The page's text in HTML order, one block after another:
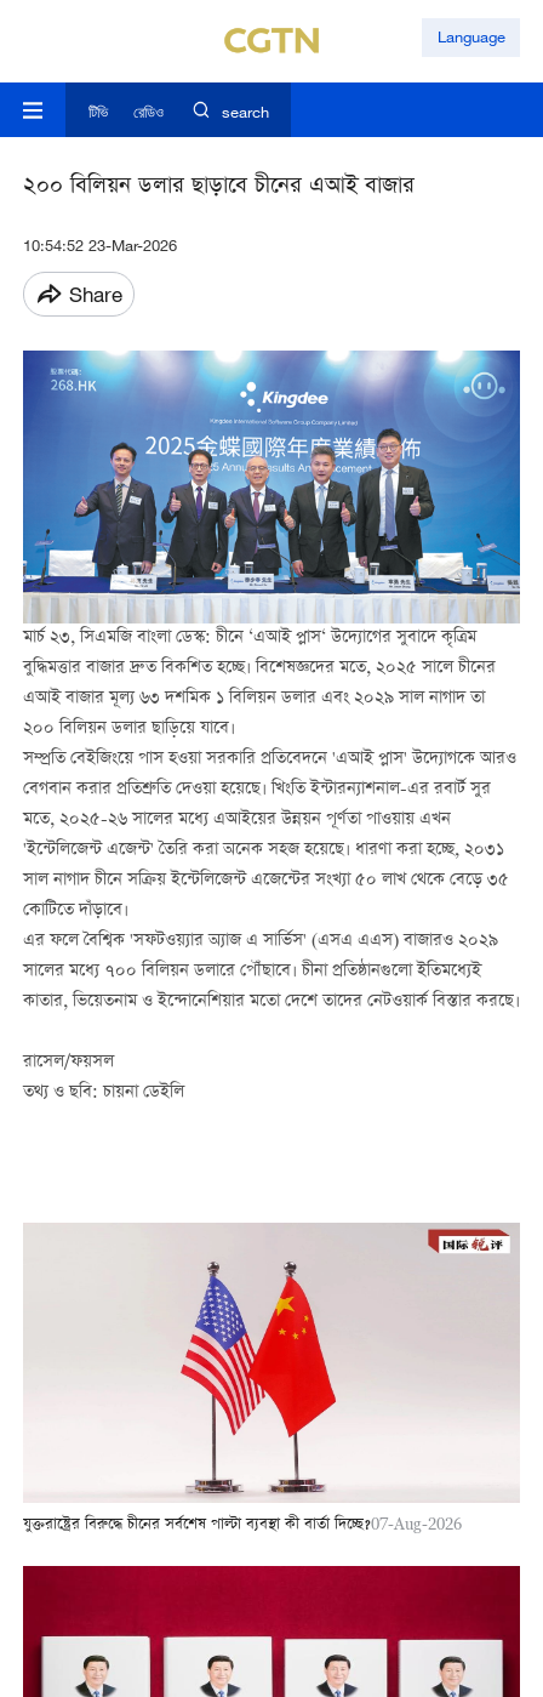
Language
টিভি রেডিও search
২০০ বিলিয়ন ডলার ছাড়াবে চীনের এআই বাজার
10:54:52 23-Mar-2026
Share
মার্চ ২৩, সিএমজি বাংলা ডেস্ক: চীনে ‘এআই প্লাস‘ উদ্যোগের সুবাদে কৃত্রিম
বুদ্ধিমত্তার বাজার দ্রুত বিকশিত হচ্ছে। বিশেষজ্ঞদের মতে, ২০২৫ সালে চীনের
এআই বাজার মূল্য ৬৩ দশমিক ১ বিলিয়ন ডলার এবং ২০২৯ সাল নাগাদ তা
২০০ বিলিয়ন ডলার ছাড়িয়ে যাবে।
সম্প্রতি বেইজিংয়ে পাস হওয়া সরকারি প্রতিবেদনে 'এআই প্লাস' উদ্যোগকে আরও
বেগবান করার প্রতিশ্রুতি দেওয়া হয়েছে। খিংতি ইন্টারন্যাশনাল-এর রবার্ট সুর
মতে, ২০২৫-২৬ সালের মধ্যে এআইয়ের উন্নয়ন পূর্ণতা পাওয়ায় এখন
'ইন্টেলিজেন্ট এজেন্ট' তৈরি করা অনেক সহজ হয়েছে। ধারণা করা হচ্ছে, ২০৩১
সাল নাগাদ চীনে সক্রিয় ইন্টেলিজেন্ট এজেন্টের সংখ্যা ৫০ লাখ থেকে বেড়ে ৩৫
কোটিতে দাঁড়াবে।
এর ফলে বৈশ্বিক 'সফটওয়্যার অ্যাজ এ সার্ভিস' (এসএ এএস) বাজারও ২০২৯
সালের মধ্যে ৭০০ বিলিয়ন ডলারে পৌঁছাবে। চীনা প্রতিষ্ঠানগুলো ইতিমধ্যেই
কাতার, ভিয়েতনাম ও ইন্দোনেশিয়ার মতো দেশে তাদের নেটওয়ার্ক বিস্তার করছে।
রাসেল/ফয়সল
তথ্য ও ছবি: চায়না ডেইলি
যুক্তরাষ্ট্রের বিরুদ্ধে চীনের সর্বশেষ পাল্টা ব্যবস্থা কী বার্তা দিচ্ছে?07-Aug-2026